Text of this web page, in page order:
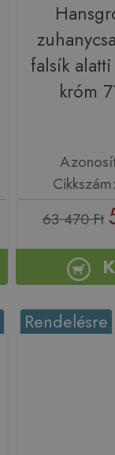
falsík
króm
63 470 Ft
Rendelésre